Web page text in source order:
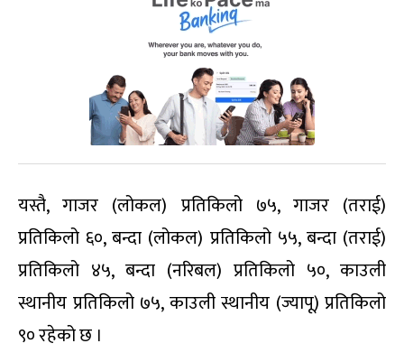
यस्तै, गाजर (लोकल) प्रतिकिलो ७५, गाजर (तराई)
प्रतिकिलो ६०, बन्दा (लोकल) प्रतिकिलो ५५, बन्दा (तराई)
प्रतिकिलो ४५, बन्दा (नरिबल) प्रतिकिलो ५०, काउली
स्थानीय प्रतिकिलो ७५, काउली स्थानीय (ज्यापू) प्रतिकिलो
९० रहेको छ ।